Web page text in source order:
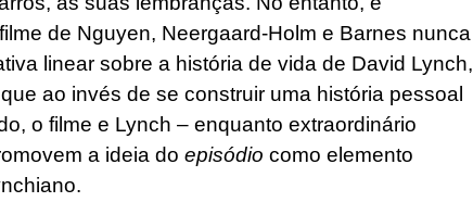
de Nguyen, Neergaard-Holm e Barnes nunca
linear sobre a história de vida de David Lynch,
ao invés de se construir uma história pessoal
o filme e Lynch – enquanto extraordinário
a ideia do episódio como elemento